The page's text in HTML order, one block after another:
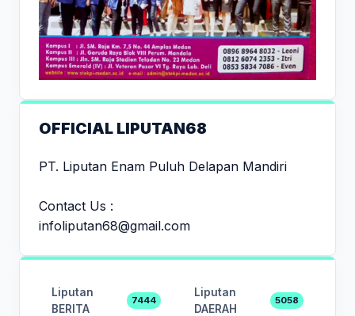
OFFICIAL LIPUTAN68
PT. Liputan Enam Puluh Delapan Mandiri
Contact Us :
infoliputan68@gmail.com
Liputan
BERITA
7444
Liputan
DAERAH
5058